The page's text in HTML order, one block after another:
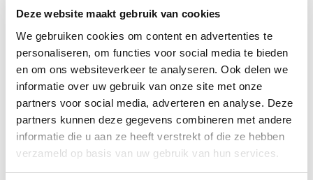
Deze website maakt gebruik van cookies
We gebruiken cookies om content en advertenties te
personaliseren, om functies voor social media te bieden
en om ons websiteverkeer te analyseren. Ook delen we
informatie over uw gebruik van onze site met onze
partners voor social media, adverteren en analyse. Deze
partners kunnen deze gegevens combineren met andere
informatie die u aan ze heeft verstrekt of die ze hebben
verzameld op basis van uw gebruik van hun services.
precies dat.
Altijd op voorraad en snel geleverd
Bij
begrijpen wij dat wanneer je iets nodig hebt,
je het snel wilt hebben. Bestel je voor 15:00 uur, dan heb ik
goed nieuws voor jou: jouw bestelling wordt vaak al de
volgende werkdag geleverd. Dit betekent geen onnodig
vertraging en geen stilstand in je werkzaamheden. Als jij haast
hebt, regelen wij zelfs een spoedlevering. Dit is de service die
Wij snappen je uitdagingen